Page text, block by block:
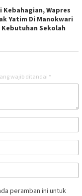
Kebahagian, Wapres
Yatim Di Manokwari
Kebutuhan Sekolah
wajib ditandai *
peramban ini untuk